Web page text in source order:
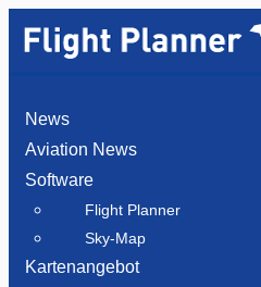
News
Aviation News
Software
Flight Planner
Sky-Map
Kartenangebot